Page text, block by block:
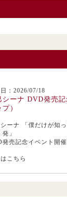
：2026/07/18
シーナ DVD発売
）
ーナ
「僕だけが知
」
発売記念イベント開
こちら